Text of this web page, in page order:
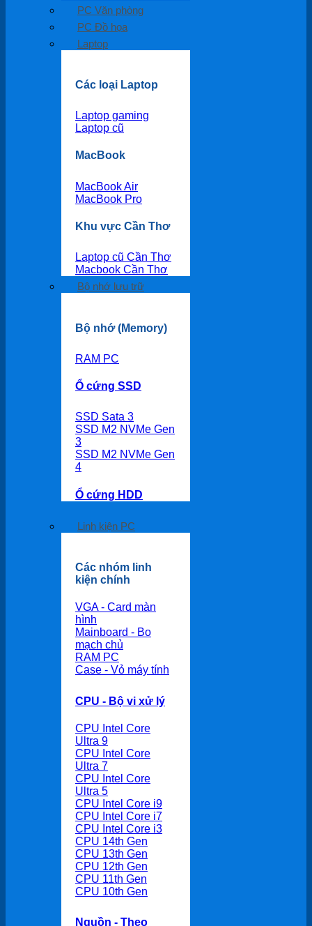
PC Văn phòng
PC Đồ họa
Laptop
Các loại Laptop
Laptop gaming
Laptop cũ
MacBook
MacBook Air
MacBook Pro
Khu vực Cần Thơ
Laptop cũ Cần Thơ
Macbook Cần Thơ
Bộ nhớ lưu trữ
Bộ nhớ (Memory)
RAM PC
Ổ cứng SSD
SSD Sata 3
SSD M2 NVMe Gen
3
SSD M2 NVMe Gen
4
Ổ cứng HDD
Linh kiện PC
Các nhóm linh
kiện chính
VGA - Card màn
hình
Mainboard - Bo
mạch chủ
RAM PC
Case - Vỏ máy tính
CPU - Bộ vi xử lý
CPU Intel Core
Ultra 9
CPU Intel Core
Ultra 7
CPU Intel Core
Ultra 5
CPU Intel Core i9
CPU Intel Core i7
CPU Intel Core i3
CPU 14th Gen
CPU 13th Gen
CPU 12th Gen
CPU 11th Gen
CPU 10th Gen
Nguồn - Theo